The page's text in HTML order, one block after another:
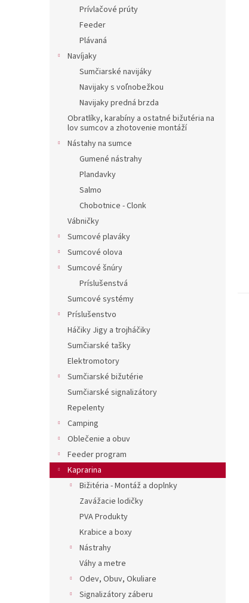
Prívlačové prúty
Feeder
Plávaná
Navíjaky
Sumčiarské navijáky
Navijaky s voľnobežkou
Navijaky predná brzda
Obratlíky, karabíny a ostatné bižutéria na
lov sumcov a zhotovenie montáží
Nástahy na sumce
Gumené nástrahy
Plandavky
Salmo
Chobotnice - Clonk
Vábničky
Sumcové plaváky
Sumcové olova
Sumcové šnúry
Príslušenstvá
Sumcové systémy
Príslušenstvo
Háčiky Jigy a trojháčiky
Sumčiarské tašky
Elektromotory
Sumčiarské bižutérie
Sumčiarské signalizátory
Repelenty
Camping
Oblečenie a obuv
Feeder program
Kaprarina
Bižitéria - Montáž a doplnky
Zavážacie lodičky
PVA Produkty
Krabice a boxy
Nástrahy
Váhy a metre
Odev, Obuv, Okuliare
Signalizátory záberu